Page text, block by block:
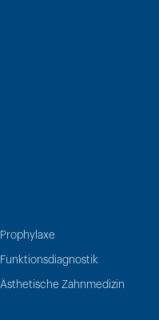
Prophylaxe
Funktionsdiagnostik
Ästhetische Zahnmedizin